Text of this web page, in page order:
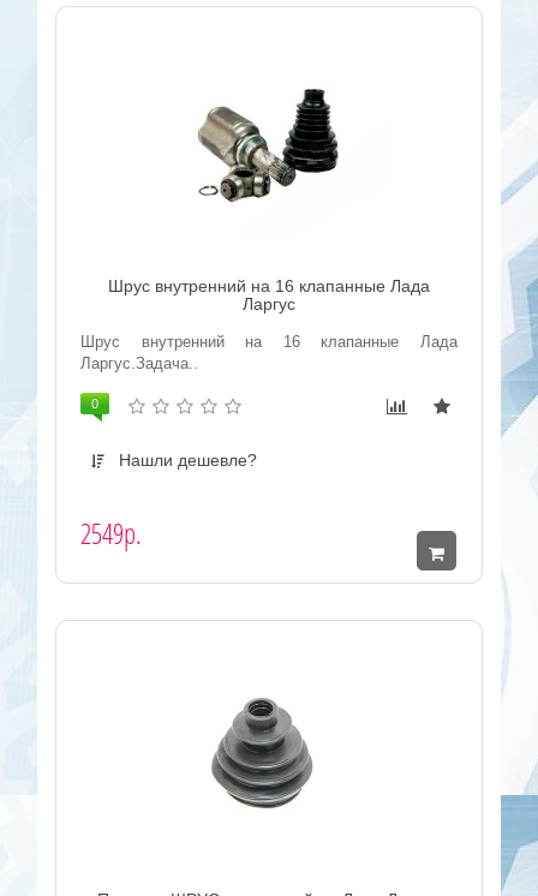
Шрус внутренний на 16 клапанные Лада
Ларгус
Шрус внутренний на 16 клапанные Лада
Ларгус.Задача..
0
Нашли дешевле?
2549р.